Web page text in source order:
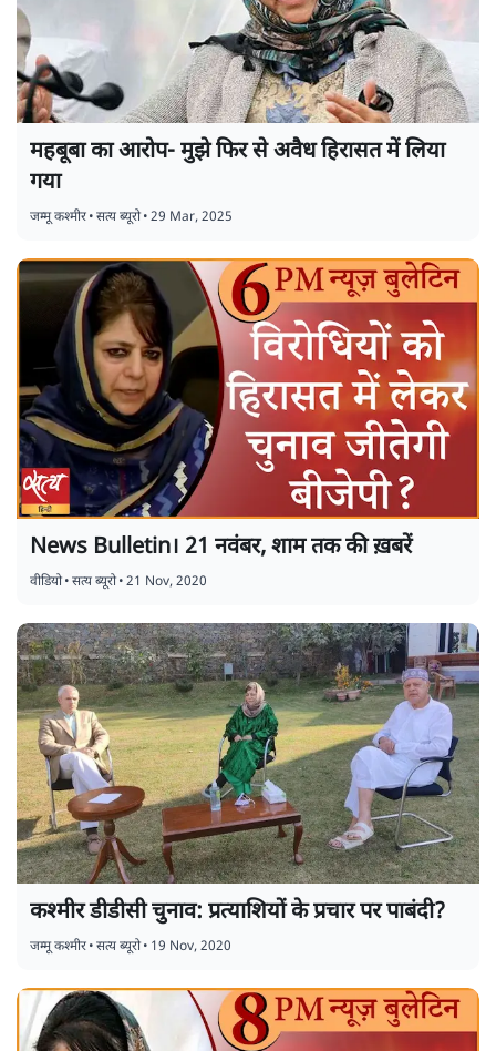
महबूबा का आरोप- मुझे फिर से अवैध हिरासत में लिया
गया
जम्मू कश्मीर•सत्य ब्यूरो•29 Mar, 2025
News Bulletin। 21 नवंबर, शाम तक की ख़बरें
वीडियो•सत्य ब्यूरो•21 Nov, 2020
कश्मीर डीडीसी चुनाव: प्रत्याशियों के प्रचार पर पाबंदी?
जम्मू कश्मीर•सत्य ब्यूरो• 19 Nov, 2020